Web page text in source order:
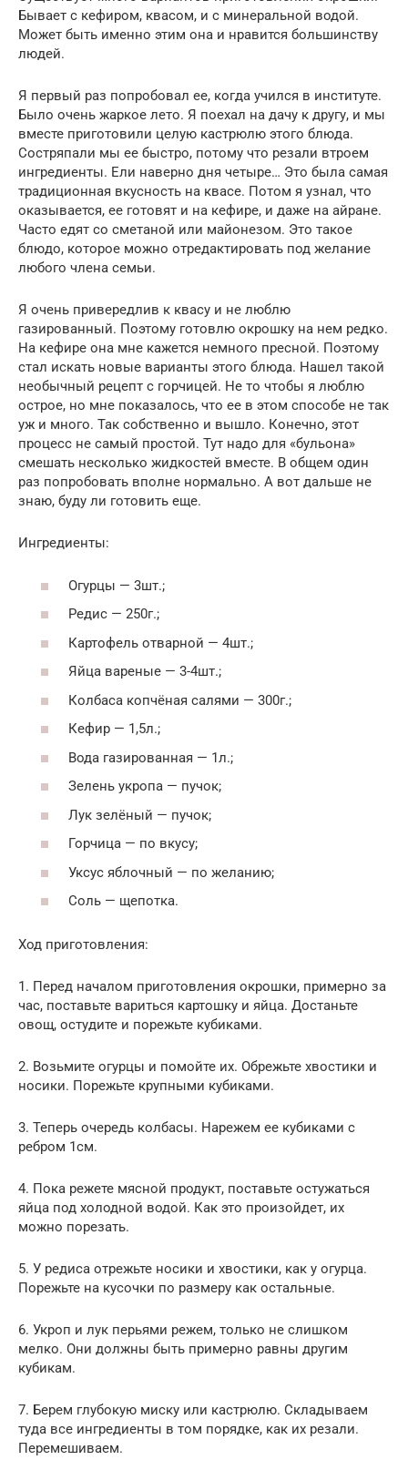
Бывает с кефиром, квасом, и с минеральной водой.
Может быть именно этим она и нравится большинству
людей.
Я первый раз попробовал ее, когда учился в институте.
Было очень жаркое лето. Я поехал на дачу к другу, и мы
вместе приготовили целую кастрюлю этого блюда.
Состряпали мы ее быстро, потому что резали втроем
ингредиенты. Ели наверно дня четыре… Это была самая
традиционная вкусность на квасе. Потом я узнал, что
оказывается, ее готовят и на кефире, и даже на айране.
Часто едят со сметаной или майонезом. Это такое
блюдо, которое можно отредактировать под желание
любого члена семьи.
Я очень привередлив к квасу и не люблю
газированный. Поэтому готовлю окрошку на нем редко.
На кефире она мне кажется немного пресной. Поэтому
стал искать новые варианты этого блюда. Нашел такой
необычный рецепт с горчицей. Не то чтобы я люблю
острое, но мне показалось, что ее в этом способе не так
уж и много. Так собственно и вышло. Конечно, этот
процесс не самый простой. Тут надо для «бульона»
смешать несколько жидкостей вместе. В общем один
раз попробовать вполне нормально. А вот дальше не
знаю, буду ли готовить еще.
Ингредиенты:
Огурцы — 3шт.;
Редис — 250г.;
Картофель отварной — 4шт.;
Яйца вареные — 3-4шт.;
Колбаса копчёная салями — 300г.;
Кефир — 1,5л.;
Вода газированная — 1л.;
Зелень укропа — пучок;
Лук зелёный — пучок;
Горчица — по вкусу;
Уксус яблочный — по желанию;
Соль — щепотка.
Ход приготовления:
1. Перед началом приготовления окрошки, примерно за
час, поставьте вариться картошку и яйца. Достаньте
овощ, остудите и порежьте кубиками.
2. Возьмите огурцы и помойте их. Обрежьте хвостики и
носики. Порежьте крупными кубиками.
3. Теперь очередь колбасы. Нарежем ее кубиками с
ребром 1см.
4. Пока режете мясной продукт, поставьте остужаться
яйца под холодной водой. Как это произойдет, их
можно порезать.
5. У редиса отрежьте носики и хвостики, как у огурца.
Порежьте на кусочки по размеру как остальные.
6. Укроп и лук перьями режем, только не слишком
мелко. Они должны быть примерно равны другим
кубикам.
7. Берем глубокую миску или кастрюлю. Складываем
туда все ингредиенты в том порядке, как их резали.
Перемешиваем.